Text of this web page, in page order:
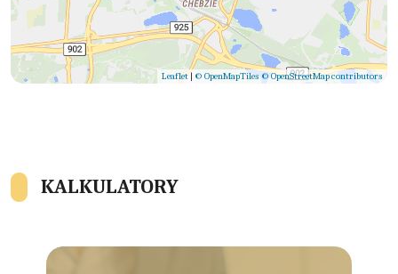
Leaflet| © OpenMapTiles © OpenStreetMap contributors
KALKULATORY